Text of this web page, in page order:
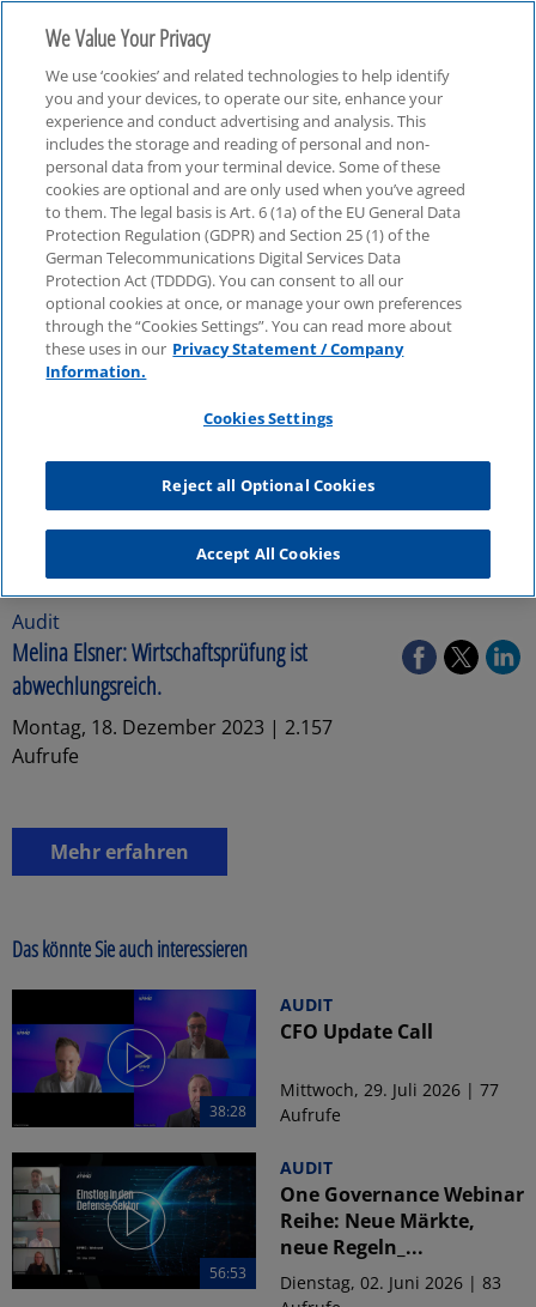
Audit
Audit
Melina Elsner: Wirtschaftsprüfung ist
abwechlungsreich.
Montag, 18. Dezember 2023 | 2.157
Aufrufe
Mehr erfahren
Das könnte Sie auch interessieren
38:28
AUDIT
CFO Update Call
Mittwoch, 29. Juli 2026 | 77
Aufrufe
56:53
AUDIT
One Governance Webinar
Reihe: Neue Märkte,
neue Regeln_...
Dienstag, 02. Juni 2026 | 83
We Value Your Privacy
We use ‘cookies’ and related technologies to help identify
you and your devices, to operate our site, enhance your
experience and conduct advertising and analysis. This
includes the storage and reading of personal and non-
personal data from your terminal device. Some of these
cookies are optional and are only used when you’ve agreed
to them. The legal basis is Art. 6 (1a) of the EU General Data
Protection Regulation (GDPR) and Section 25 (1) of the
German Telecommunications Digital Services Data
Protection Act (TDDDG). You can consent to all our
optional cookies at once, or manage your own preferences
through the “Cookies Settings”. You can read more about
these uses in our Privacy Statement / Company
Information.
Cookies Settings
Reject all Optional Cookies
Accept All Cookies